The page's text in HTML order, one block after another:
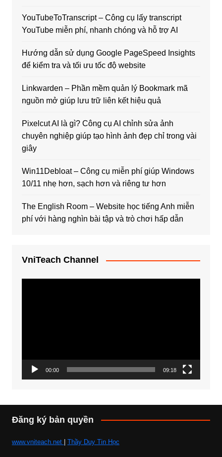
YouTubeToTranscript – Công cụ lấy transcript
YouTube miễn phí, nhanh chóng và hỗ trợ AI
Hướng dẫn sử dụng Google PageSpeed Insights
để kiểm tra và tối ưu tốc độ website
Linkwarden – Phần mềm quản lý Bookmark mã
nguồn mở giúp lưu trữ liên kết hiệu quả
Pixelcut AI là gì? Công cụ AI chỉnh sửa ảnh
chuyên nghiệp giúp tạo hình ảnh đẹp chỉ trong vài
giây
Win11Debloat – Công cụ miễn phí giúp Windows
10/11 nhẹ hơn, sạch hơn và riêng tư hơn
The English Room – Website học tiếng Anh miễn
phí với hàng nghìn bài tập và trò chơi hấp dẫn
VniTeach Channel
00:00 09:18
Đăng ký bản quyền
www.vniteach.net Thầy Duy Tin Học